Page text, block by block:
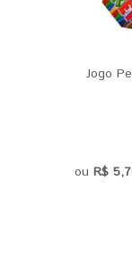
Jogo
ou R$